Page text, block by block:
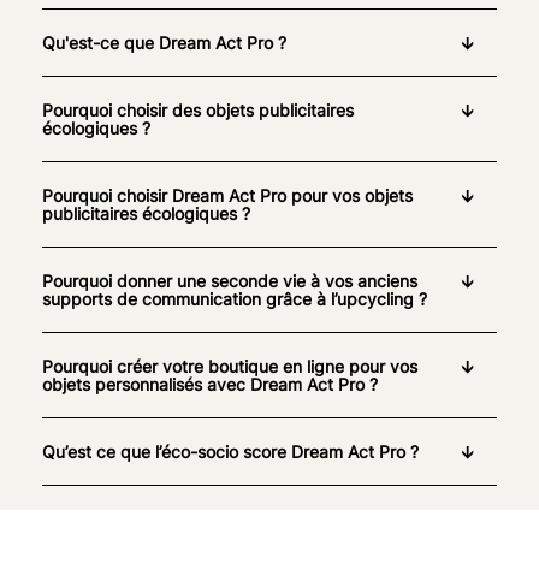
Qu'est-ce que Dream Act Pro ?
Pourquoi choisir des objets publicitaires
écologiques ?
Pourquoi choisir Dream Act Pro pour vos objets
publicitaires écologiques ?
Pourquoi donner une seconde vie à vos anciens
supports de communication grâce à l’upcycling ?
Pourquoi créer votre boutique en ligne pour vos
objets personnalisés avec Dream Act Pro ?
Qu’est ce que l’éco-socio score Dream Act Pro ?